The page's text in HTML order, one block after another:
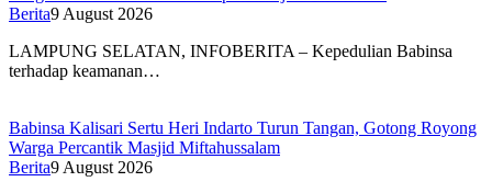
Berita9 August 2026
LAMPUNG SELATAN, INFOBERITA – Kepedulian Babinsa
terhadap keamanan…
Babinsa Kalisari Sertu Heri Indarto Turun Tangan, Gotong Royong
Warga Percantik Masjid Miftahussalam
Berita9 August 2026